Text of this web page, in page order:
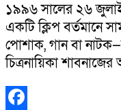
১৯৯৬ সালের ২৬ জুলাই
একটি ক্লিপ বর্তমানে
পোশাক, গান বা
চিত্রনায়িকা